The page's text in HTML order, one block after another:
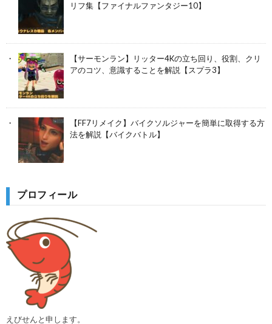
リフ集【ファイナルファンタジー10】
【サーモンラン】リッター4Kの立ち回り、役割、クリ
アのコツ、意識することを解説【スプラ3】
【FF7リメイク】バイクソルジャーを簡単に取得する方
法を解説【バイクバトル】
プロフィール
えびせんと申します。